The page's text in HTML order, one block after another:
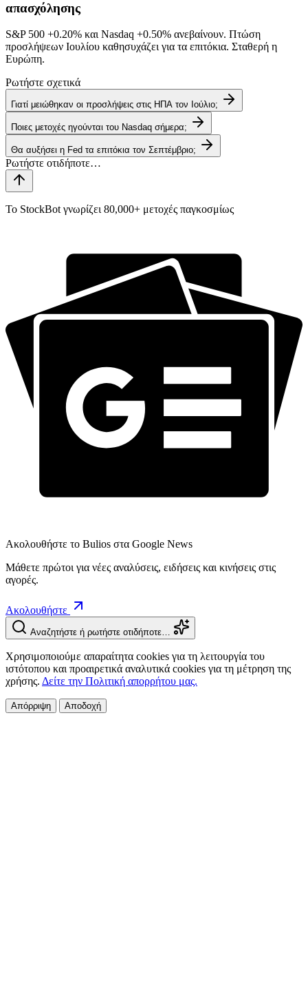
απασχόλησης
S&P 500 +0.20% και Nasdaq +0.50% ανεβαίνουν. Πτώση
προσλήψεων Ιουλίου καθησυχάζει για τα επιτόκια. Σταθερή η
Ευρώπη.
Ρωτήστε σχετικά
Γιατί μειώθηκαν οι προσλήψεις στις ΗΠΑ τον Ιούλιο;
Ποιες μετοχές ηγούνται του Nasdaq σήμερα;
Θα αυξήσει η Fed τα επιτόκια τον Σεπτέμβριο;
Το StockBot γνωρίζει 80,000+ μετοχές παγκοσμίως
Ακολουθήστε το Bulios στα Google News
Μάθετε πρώτοι για νέες αναλύσεις, ειδήσεις και κινήσεις στις
αγορές.
Ακολουθήστε
Αναζητήστε ή ρωτήστε οτιδήποτε…
Χρησιμοποιούμε απαραίτητα cookies για τη λειτουργία του
ιστότοπου και προαιρετικά αναλυτικά cookies για τη μέτρηση της
χρήσης. Δείτε την Πολιτική απορρήτου μας.
Απόρριψη Αποδοχή